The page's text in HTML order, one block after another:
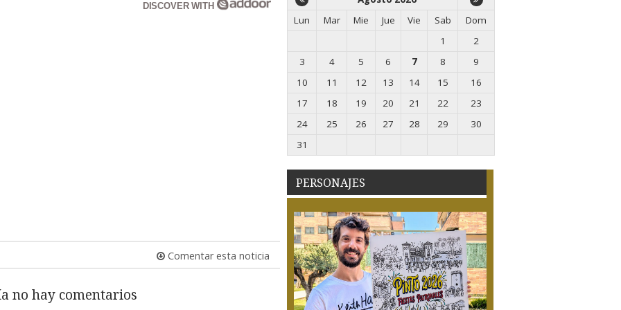
DISCOVER WITH
Comentar esta noticia
no hay comentarios
Lun
Mar Mie Jue Vie Sab
Dom
1
2
3
4 5 6 7 8
9
10
11 12 13 14 15
16
17
18 19 20 21 22
23
24
25 26 27 28 29
30
31
PERSONAJES